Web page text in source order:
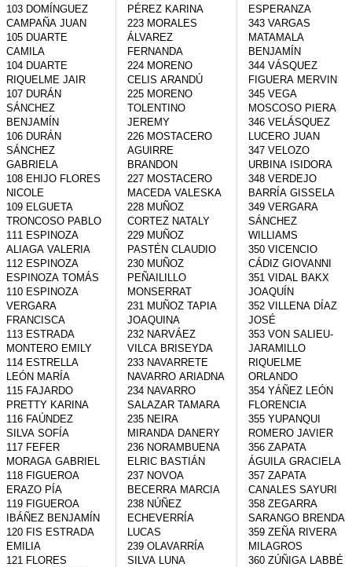
103 DOMÍNGUEZ
CAMPAÑA JUAN
105 DUARTE
CAMILA
104 DUARTE
RIQUELME JAIR
107 DURÁN
SÁNCHEZ
BENJAMÍN
106 DURÁN
SÁNCHEZ
GABRIELA
108 EHIJO FLORES
NICOLE
109 ELGUETA
TRONCOSO PABLO
111 ESPINOZA
ALIAGA VALERIA
112 ESPINOZA
ESPINOZA TOMÁS
110 ESPINOZA
VERGARA
FRANCISCA
113 ESTRADA
MONTERO EMILY
114 ESTRELLA
LEÓN MARÍA
115 FAJARDO
PRETTY KARINA
116 FAÚNDEZ
SILVA SOFÍA
117 FEFER
MORAGA GABRIEL
118 FIGUEROA
ERAZO PÍA
119 FIGUEROA
IBÁÑEZ BENJAMÍN
120 FIS ESTRADA
EMILIA
121 FLORES
PÉREZ KARINA
223 MORALES
ÁLVAREZ
FERNANDA
224 MORENO
CELIS ARANDÚ
225 MORENO
TOLENTINO
JEREMY
226 MOSTACERO
AGUIRRE
BRANDON
227 MOSTACERO
MACEDA VALESKA
228 MUÑOZ
CORTEZ NATALY
229 MUÑOZ
PASTÉN CLAUDIO
230 MUÑOZ
PEÑAILILLO
MONSERRAT
231 MUÑOZ TAPIA
JOAQUINA
232 NARVÁEZ
VILCA BRISEYDA
233 NAVARRETE
NAVARRO ARIADNA
234 NAVARRO
SALAZAR TAMARA
235 NEIRA
MIRANDA DANERY
236 NORAMBUENA
ELRIC BASTIÁN
237 NOVOA
BECERRA MARCIA
238 NÚÑEZ
ECHEVERRÍA
LUCAS
239 OLAVARRÍA
SILVA LUNA
ESPERANZA
343 VARGAS
MATAMALA
BENJAMÍN
344 VÁSQUEZ
FIGUERA MERVIN
345 VEGA
MOSCOSO PIERA
346 VELÁSQUEZ
LUCERO JUAN
347 VELOZO
URBINA ISIDORA
348 VERDEJO
BARRÍA GISSELA
349 VERGARA
SÁNCHEZ
WILLIAMS
350 VICENCIO
CÁDIZ GIOVANNI
351 VIDAL BAKX
JOAQUÍN
352 VILLENA DÍAZ
JOSÉ
353 VON SALIEU-
JARAMILLO
RIQUELME
ORLANDO
354 YÁÑEZ LEÓN
FLORENCIA
355 YUPANQUI
ROMERO JAVIER
356 ZAPATA
ÁGUILA GRACIELA
357 ZAPATA
CANALES SAYURI
358 ZEGARRA
SARANGO BRENDA
359 ZEÑA RIVERA
MILAGROS
360 ZÚÑIGA LABBÉ